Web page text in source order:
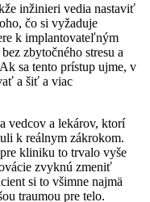
inžinieri vedia nastaviť
čo si vyžaduje
k implantovateľným
zbytočného stresu a
sa tento prístup ujme, v
a šiť a viac
vedcov a lekárov, ktorí
k reálnym zákrokom.
kliniku to trvalo vyše
zvyknú zmeniť
si to všimne najmä
traumou pre telo.